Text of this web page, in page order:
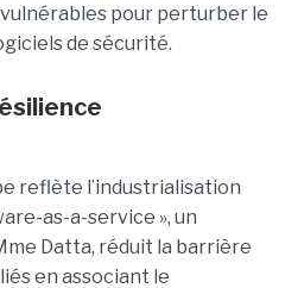
pour perturber le
de sécurité.
reflète l’industrialisation
as-a-service », un
Datta, réduit la barrière
en associant le